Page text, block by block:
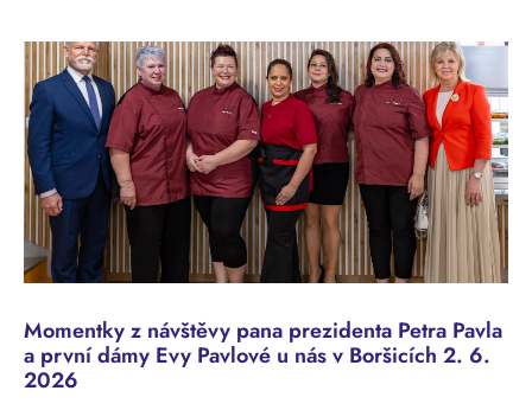
Momentky z návštěvy pana prezidenta Petra Pavla
a první dámy Evy Pavlové u nás v Boršicích 2. 6.
2026